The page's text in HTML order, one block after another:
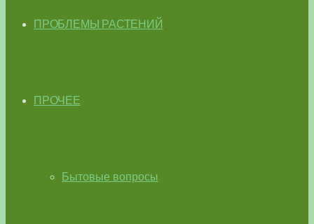
ПРОБЛЕМЫ РАСТЕНИЙ
ПРОЧЕЕ
Бытовые вопросы